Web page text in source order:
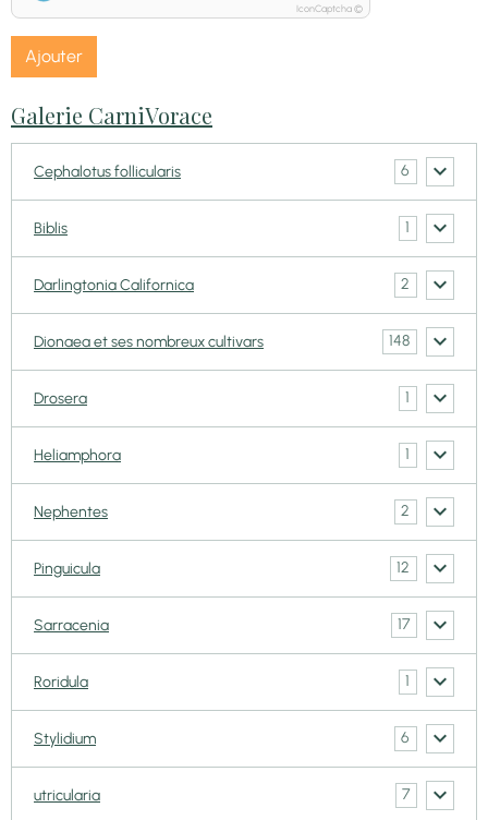
IconCaptcha ©
Ajouter
Galerie CarniVorace
Cephalotus follicularis 6
Biblis 1
Darlingtonia Californica 2
Dionaea et ses nombreux cultivars 148
Drosera 1
Heliamphora 1
Nephentes 2
Pinguicula 12
Sarracenia 17
Roridula 1
Stylidium 6
utricularia 7